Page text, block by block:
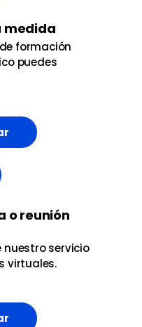
medida
formación
puedes
o reunión
nuestro servicio
virtuales.